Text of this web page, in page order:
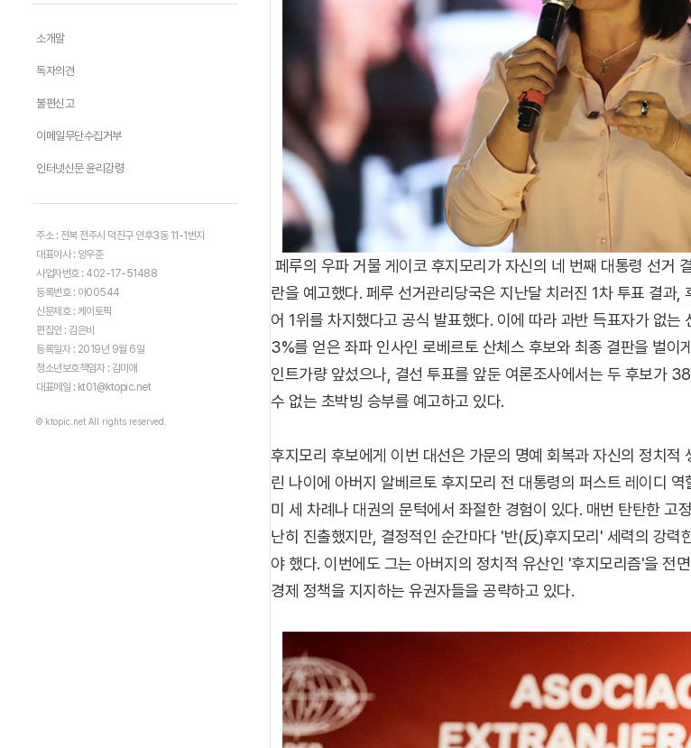
소개말
독자의견
불편신고
이메일무단수집거부
인터넷신문 윤리강령
주소 : 전북 전주시 덕진구 인후3동 11-1번지
대표이사 : 양우준
사업자번호 : 402-17-51488
등록번호 : 아00544
신문제호 : 케이토픽
편집인 : 김은비
등록일자 : 2019년 9월 6일
청소년보호책임자 : 김미애
대표메일 : kt01@ktopic.net
© ktopic.net All rights reserved.
페루의 우파 거물 게이코 후지모리가 자신의 네 번째 대통령 선거
란을 예고했다. 페루 선거관리당국은 지난달 치러진 1차 투표 결과,
어 1위를 차지했다고 공식 발표했다. 이에 따라 과반 득표자가 없
3%를 얻은 좌파 인사인 로베르토 산체스 후보와 최종 결판을 벌이
인트가량 앞섰으나, 결선 투표를 앞둔 여론조사에서는 두 후보가
수 없는 초박빙 승부를 예고하고 있다.
후지모리 후보에게 이번 대선은 가문의 명예 회복과 자신의 정치적
린 나이에 아버지 알베르토 후지모리 전 대통령의 퍼스트 레이디 역
미 세 차례나 대권의 문턱에서 좌절한 경험이 있다. 매번 탄탄한 고
난히 진출했지만, 결정적인 순간마다 '반(反)후지모리' 세력의 강력
야 했다. 이번에도 그는 아버지의 정치적 유산인 '후지모리즘'을 전
경제 정책을 지지하는 유권자들을 공략하고 있다.